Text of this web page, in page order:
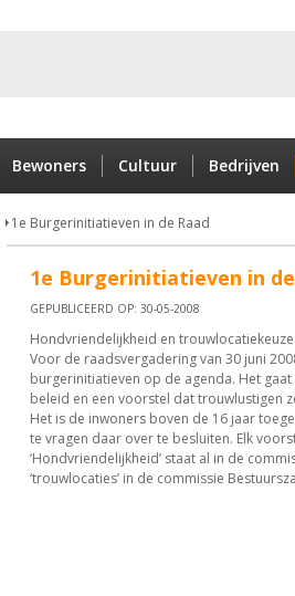
Bewoners Cultuur Bedrijven
1e Burgerinitiatieven in de Raad
1e Burgerinitiatieven in
GEPUBLICEERD OP: 30-05-2008
Hondvriendelijkheid en trouwlocatiekeuze
Voor de raadsvergadering van 30 juni
burgerinitiatieven op de agenda. Het
beleid en een voorstel dat trouwlustigen
Het is de inwoners boven de 16 jaar
te vragen daar over te besluiten. Elk
‘Hondvriendelijkheid’ staat al in de
‘trouwlocaties’ in de commissie